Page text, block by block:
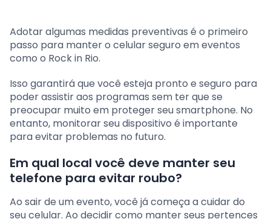
Adotar algumas medidas preventivas é o primeiro
passo para manter o celular seguro em eventos
como o Rock in Rio.
Isso garantirá que você esteja pronto e seguro para
poder assistir aos programas sem ter que se
preocupar muito em proteger seu smartphone. No
entanto, monitorar seu dispositivo é importante
para evitar problemas no futuro.
Em qual local você deve manter seu
telefone para evitar roubo?
Ao sair de um evento, você já começa a cuidar do
seu celular. Ao decidir como manter seus pertences